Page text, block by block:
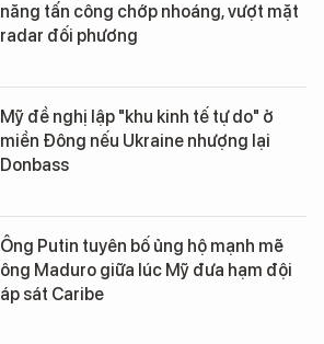
năng tấn công chớp nhoáng, vượt mặt
radar đối phương
Mỹ đề nghị lập "khu kinh tế tự do" ở
miền Đông nếu Ukraine nhượng lại
Donbass
Ông Putin tuyên bố ủng hộ mạnh mẽ
ông Maduro giữa lúc Mỹ đưa hạm đội
áp sát Caribe